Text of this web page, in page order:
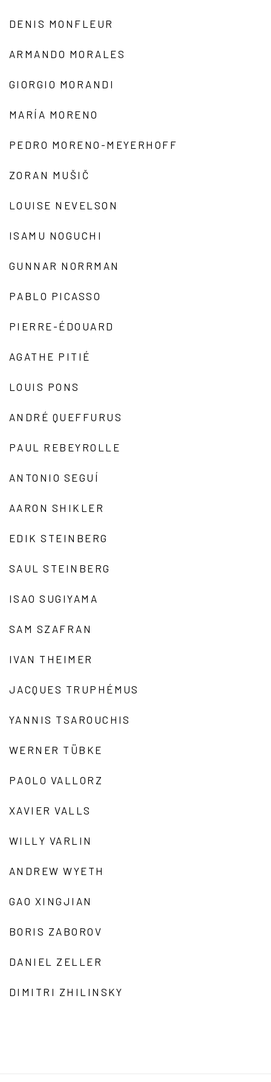
DENIS MONFLEUR
ARMANDO MORALES
GIORGIO MORANDI
MARÍA MORENO
PEDRO MORENO-MEYERHOFF
ZORAN MUŠIČ
LOUISE NEVELSON
ISAMU NOGUCHI
GUNNAR NORRMAN
PABLO PICASSO
PIERRE-ÉDOUARD
AGATHE PITIÉ
LOUIS PONS
ANDRÉ QUEFFURUS
PAUL REBEYROLLE
ANTONIO SEGUÍ
AARON SHIKLER
EDIK STEINBERG
SAUL STEINBERG
ISAO SUGIYAMA
SAM SZAFRAN
IVAN THEIMER
JACQUES TRUPHÉMUS
YANNIS TSAROUCHIS
WERNER TÜBKE
PAOLO VALLORZ
XAVIER VALLS
WILLY VARLIN
ANDREW WYETH
GAO XINGJIAN
BORIS ZABOROV
DANIEL ZELLER
DIMITRI ZHILINSKY